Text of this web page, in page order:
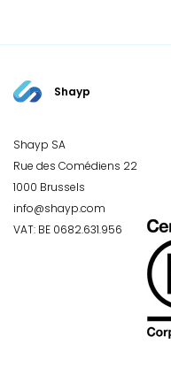
Shayp
Shayp SA
Rue des Comédiens 22
1000 Brussels
info@shayp.com
VAT: BE 0682.631.956